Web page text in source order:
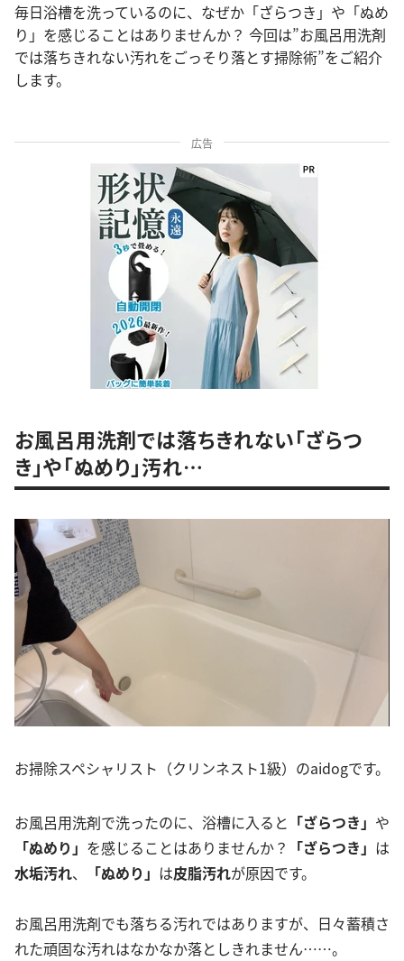
毎日浴槽を洗っているのに、なぜか「ざらつき」や「ぬめ
り」を感じることはありませんか？ 今回は”お風呂用洗剤
では落ちきれない汚れをごっそり落とす掃除術”をご紹介
します。
広告
お風呂用洗剤では落ちきれない「ざらつ
き」や「ぬめり」汚れ…
お掃除スペシャリスト（クリンネスト1級）のaidogです。
お風呂用洗剤で洗ったのに、浴槽に入ると 「ざらつき」 や
「ぬめり」 を感じることはありませんか？ 「ざらつき」 は
水垢汚れ、 「ぬめり」 は皮脂汚れが原因です。
お風呂用洗剤でも落ちる汚れではありますが、日々蓄積さ
れた頑固な汚れはなかなか落としきれません……。